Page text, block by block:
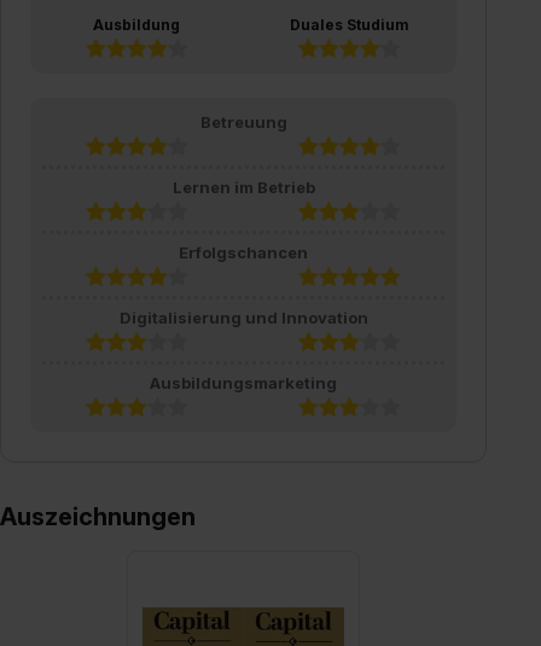
Ausbildung Duales Studium
Betreuung
Lernen im Betrieb
Erfolgschancen
Digitalisierung und Innovation
Ausbildungsmarketing
Auszeichnungen